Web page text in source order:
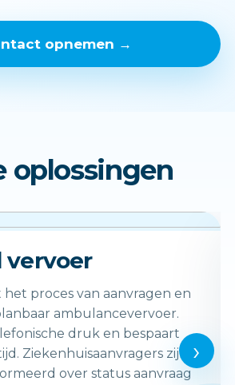
opnemen →
oplossingen
vervoer
proces van aanvragen en
ambulancevervoer.
druk en bespaart
Ziekenhuisaanvragers zijn
over status aanvraag
›